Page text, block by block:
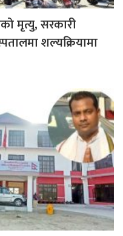
मृत्यु, सरकारी
शल्यक्रियामा